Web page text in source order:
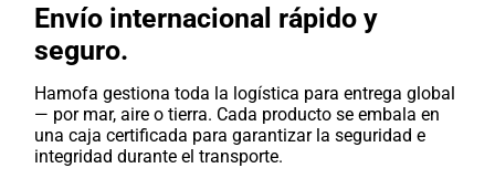
Envío internacional rápido y
seguro.
Hamofa gestiona toda la logística para entrega global
— por mar, aire o tierra. Cada producto se embala en
una caja certificada para garantizar la seguridad e
integridad durante el transporte.